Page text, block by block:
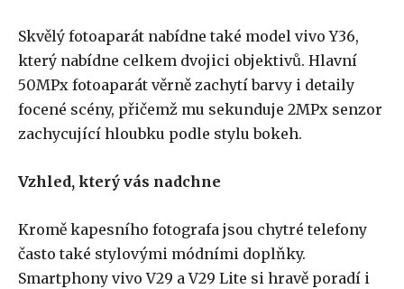
Skvělý fotoaparát nabídne také model vivo Y36,
který nabídne celkem dvojici objektivů. Hlavní
50MPx fotoaparát věrně zachytí barvy i detaily
focené scény, přičemž mu sekunduje 2MPx senzor
zachycující hloubku podle stylu bokeh.
Vzhled, který vás nadchne
Kromě kapesního fotografa jsou chytré telefony
často také stylovými módními doplňky.
Smartphony vivo V29 a V29 Lite si hravě poradí i